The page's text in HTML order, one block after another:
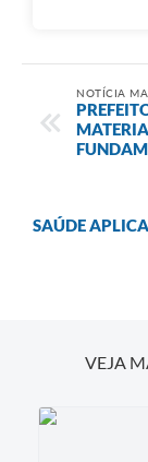
NOTÍCIA
SAÚDE
VEJA